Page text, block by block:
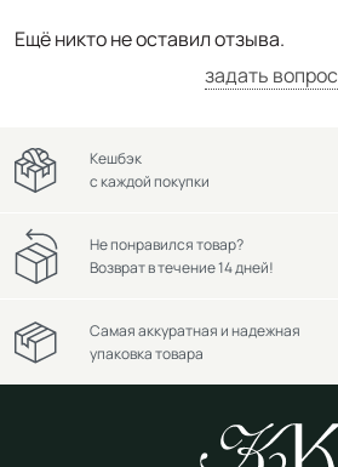
Ещё никто не оставил отзыва.
задать вопрос
Кешбэк
с каждой покупки
Не понравился товар?
Возврат в течение 14 дней!
Самая аккуратная и надежная
упаковка товара